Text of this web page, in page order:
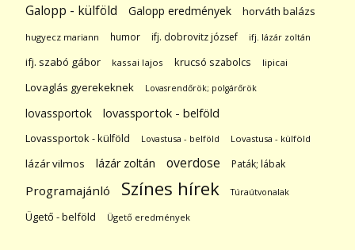
Galopp - külföld Galopp eredmények horváth balázs
hugyecz mariann humor ifj. dobrovitz józsef ifj. lázár zoltán
ifj. szabó gábor kassai lajos krucsó szabolcs lipicai
Lovaglás gyerekeknek Lovasrendőrök; polgárőrök
lovassportok lovassportok - belföld
Lovassportok - külföld Lovastusa - belföld Lovastusa - külföld
lázár vilmos lázár zoltán overdose Paták; lábak
Programajánló Színes hírek Túraútvonalak
Ügető - belföld Ügető eredmények